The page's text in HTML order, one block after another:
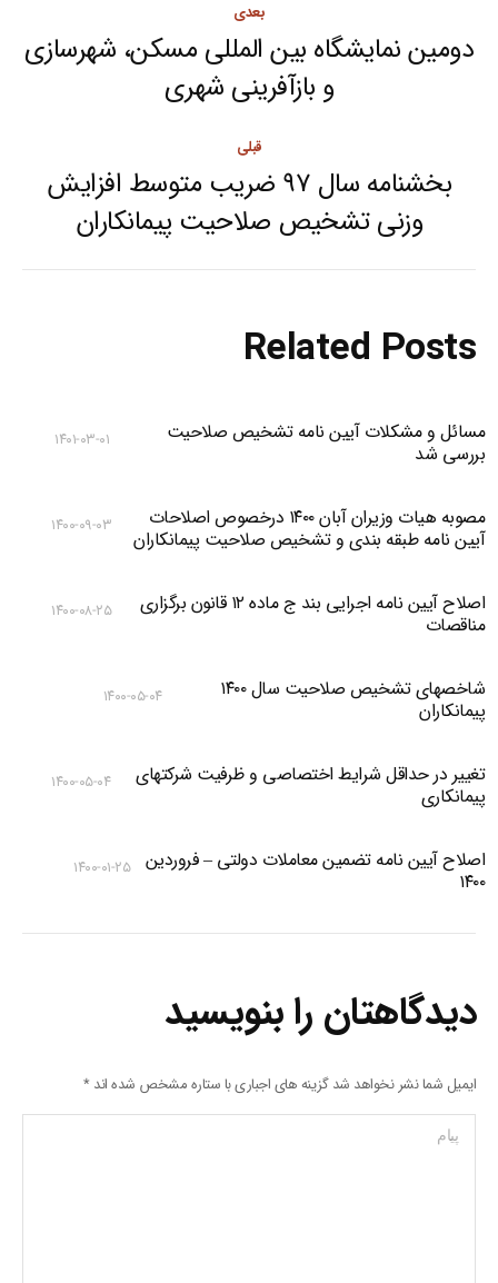
navigation
قبلی
Previous
post:
بخشنامه سال ۹۷ ضریب متوسط افزایش
وزنی تشخیص صلاحیت پیمانکاران
بعدی
Next
post:
دومین نمایشگاه بین المللی مسکن، شهرسازی
و بازآفرینی شهری
Related Posts
مسائل و مشکلات آیین نامه تشخیص صلاحیت
بررسی شد
۱۴۰۱-۰۳-۰۱
مصوبه هیات وزیران آبان ۱۴۰۰ درخصوص اصلاحات
آیین نامه طبقه بندی و تشخیص صلاحیت پیمانکاران
۱۴۰۰-۰۹-۰۳
اصلاح آیین نامه اجرایی بند ج ماده ۱۲ قانون برگزاری
مناقصات
۱۴۰۰-۰۸-۲۵
شاخصهای تشخیص صلاحیت سال ۱۴۰۰
پیمانکاران
۱۴۰۰-۰۵-۰۴
تغییر در حداقل شرایط اختصاصی و ظرفیت شرکتهای
پیمانکاری
۱۴۰۰-۰۵-۰۴
اصلاح آیین نامه تضمین معاملات دولتی – فروردین
۱۴۰۰
۱۴۰۰-۰۱-۲۵
دیدگاهتان را بنویسید
ایمیل شما نشر نخواهد شد گزینه های اجباری با ستاره مشخص شده اند*
پیام